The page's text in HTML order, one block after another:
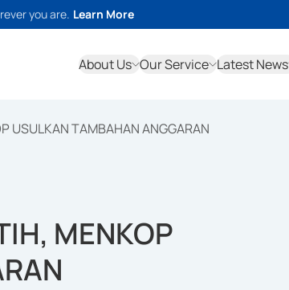
you are. Learn More
About Us Our Service Latest News
USULKAN TAMBAHAN ANGGARAN
MENKOP